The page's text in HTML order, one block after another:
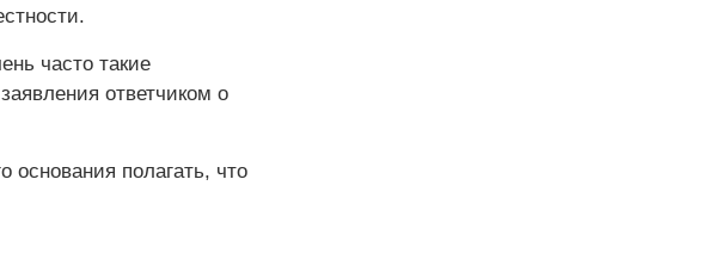
часто такие
ответчиком о
полагать, что